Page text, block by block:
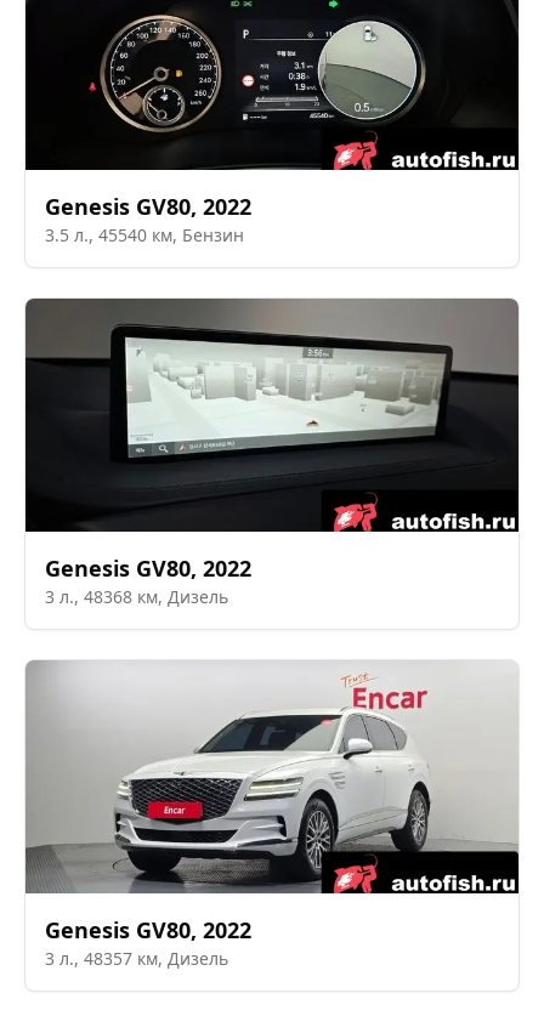
Genesis GV80, 2022
3.5 л., 45540 км, Бензин
Genesis GV80, 2022
3 л., 48368 км, Дизель
Genesis GV80, 2022
3 л., 48357 км, Дизель